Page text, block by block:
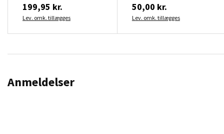
199,95 kr.
Lev. omk. tillægges
50,00 kr.
Lev. omk. tillægges
Anmeldelser